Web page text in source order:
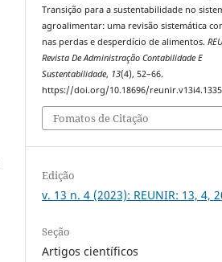
Transição para a sustentabilidade no
agroalimentar: uma revisão sistemática
nas perdas e desperdício de alimentos.
Revista De Administração Contabilidade E
Sustentabilidade, 13(4), 52–66.
https://doi.org/10.18696/reunir.v13i4.1335
Fomatos de Citação
Edição
v. 13 n. 4 (2023): REUNIR: 13, 4,
Seção
Artigos científicos